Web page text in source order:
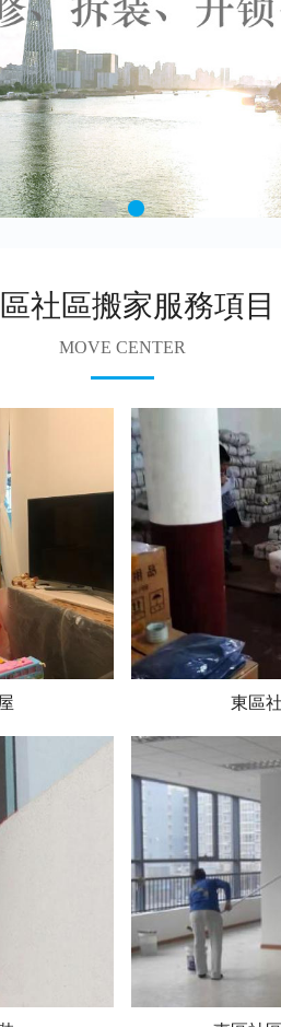
社區搬家服務項目
MOVE CENTER
東區